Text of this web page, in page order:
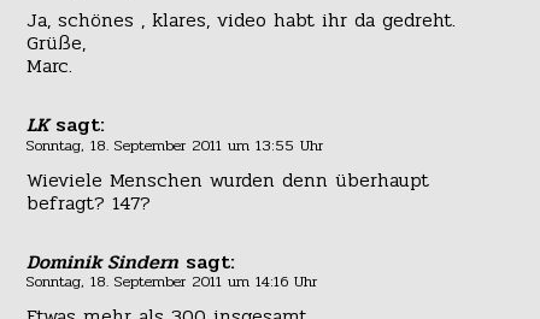
Ja, schönes , klares, video habt ihr da gedreht.
Grüße,
Marc.
LK sagt:
Sonntag, 18. September 2011 um 13:55 Uhr
Wieviele Menschen wurden denn überhaupt
befragt? 147?
Dominik Sindern sagt:
Sonntag, 18. September 2011 um 14:16 Uhr